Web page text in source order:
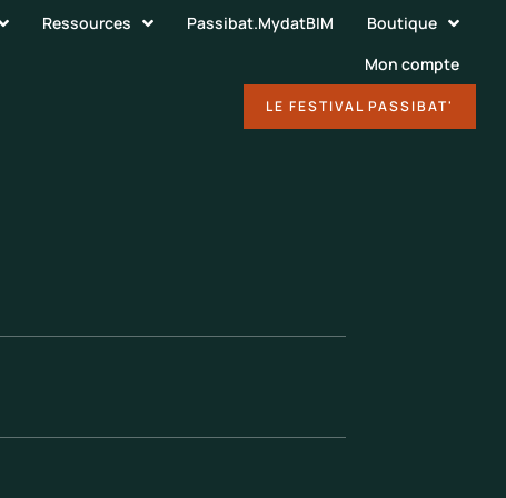
Ressources Passibat.MydatBIM
Boutique
Mon compte
LE FESTIVAL PASSIBAT'